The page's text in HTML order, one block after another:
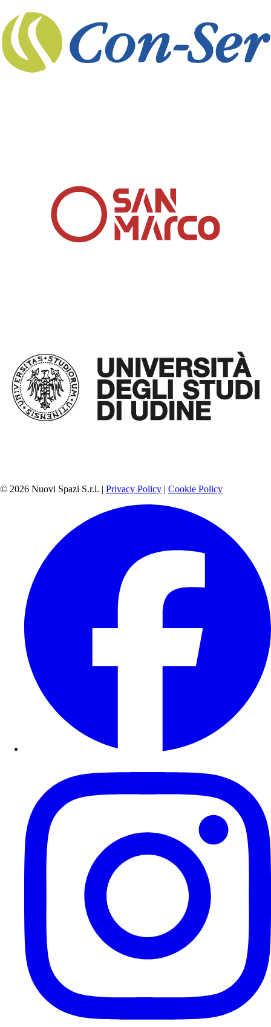
© 2026 Nuovi Spazi S.r.l. | Privacy Policy | Cookie Policy